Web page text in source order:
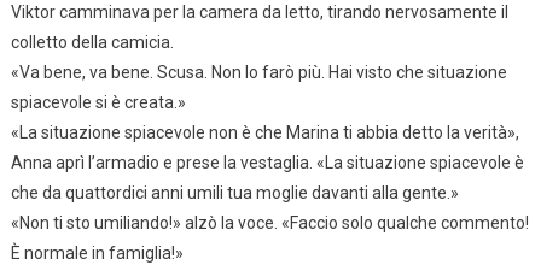
Viktor camminava per la camera da letto, tirando nervosamente il
colletto della camicia.
«Va bene, va bene. Scusa. Non lo farò più. Hai visto che situazione
spiacevole si è creata.»
«La situazione spiacevole non è che Marina ti abbia detto la verità»,
Anna aprì l’armadio e prese la vestaglia. «La situazione spiacevole è
che da quattordici anni umili tua moglie davanti alla gente.»
«Non ti sto umiliando!» alzò la voce. «Faccio solo qualche commento!
È normale in famiglia!»